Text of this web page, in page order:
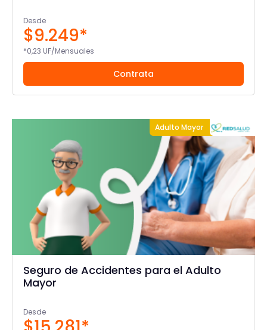
Desde
$9.249*
*0,23 UF/Mensuales
Contrata
Adulto Mayor
Seguro de Accidentes para el Adulto
Mayor
Desde